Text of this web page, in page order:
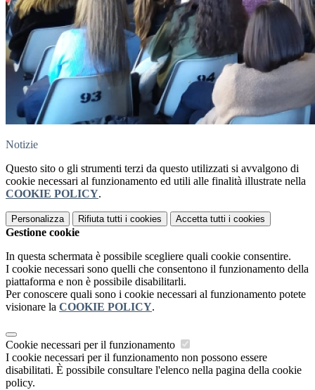
Notizie
Questo sito o gli strumenti terzi da questo utilizzati si avvalgono di
cookie necessari al funzionamento ed utili alle finalità illustrate nella
COOKIE POLICY.
Personalizza Rifiuta tutti i cookies Accetta tutti i cookies
Gestione cookie
In questa schermata è possibile scegliere quali cookie consentire.
I cookie necessari sono quelli che consentono il funzionamento della
piattaforma e non è possibile disabilitarli.
Per conoscere quali sono i cookie necessari al funzionamento potete
visionare la COOKIE POLICY.
Cookie necessari per il funzionamento
I cookie necessari per il funzionamento non possono essere
disabilitati. È possibile consultare l'elenco nella pagina della cookie
policy.